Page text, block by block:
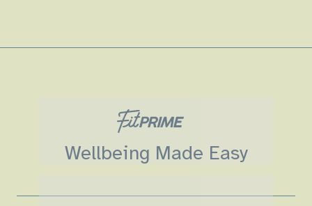
Wellbeing Made Easy